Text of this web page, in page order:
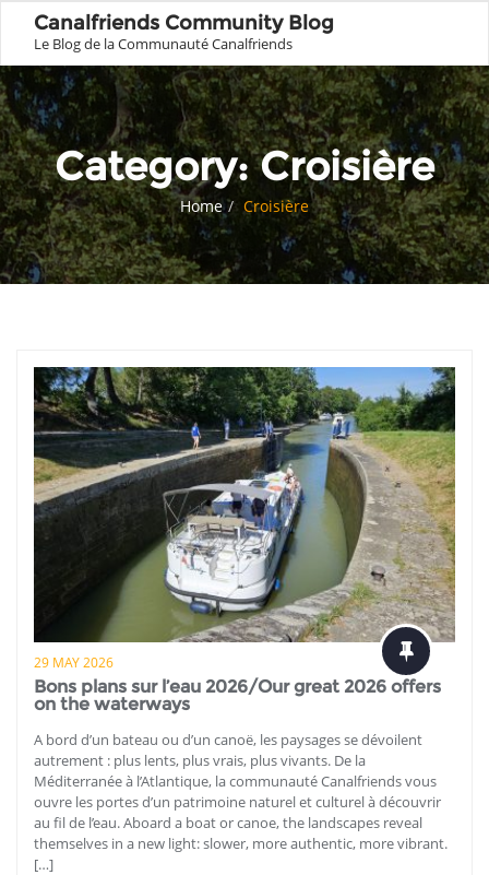
Canalfriends Community Blog
Le Blog de la Communauté Canalfriends
Category:Croisière
Home Croisière
29 MAY 2026
Bons plans sur l’eau 2026/Our great 2026 offers
on the waterways
A bord d’un bateau ou d’un canoë, les paysages se dévoilent
autrement : plus lents, plus vrais, plus vivants. De la
Méditerranée à l’Atlantique, la communauté Canalfriends vous
ouvre les portes d’un patrimoine naturel et culturel à découvrir
au fil de l’eau. Aboard a boat or canoe, the landscapes reveal
themselves in a new light: slower, more authentic, more vibrant.
[…]